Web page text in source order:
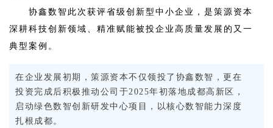
协鑫数智此次获评省级创新型中小企业，是策源资本
深耕科技创新领域、精准赋能被投企业高质量发展的又一
典型案例。
在企业发展初期，策源资本不仅领投了协鑫数智，更在
投资完成后积极推动公司于2025年初落地成都高新区，
启动绿色数智创新研发中心项目，以核心数智能力深度
扎根成都。